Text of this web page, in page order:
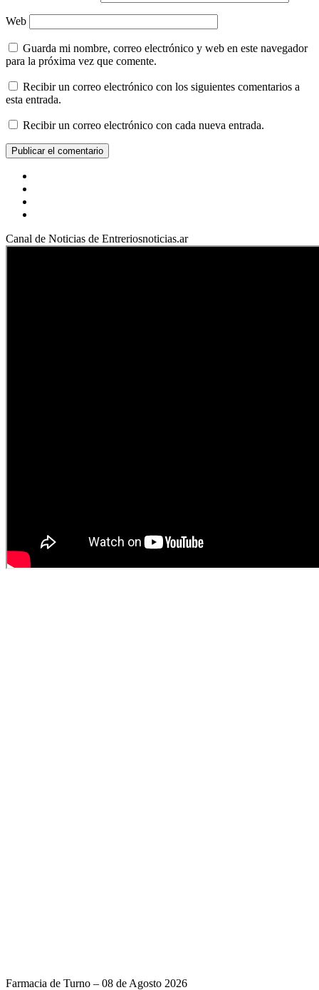
Web
Guarda mi nombre, correo electrónico y web en este navegador
para la próxima vez que comente.
Recibir un correo electrónico con los siguientes comentarios a
esta entrada.
Recibir un correo electrónico con cada nueva entrada.
Canal de Noticias de Entreriosnoticias.ar
Farmacia de Turno – 08 de Agosto 2026